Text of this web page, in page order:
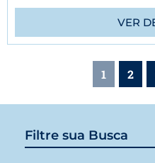
Filtre sua Busca
VER
1 2